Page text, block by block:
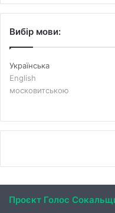
Вибір мови:
Українська
English
московитською
Проєкт Голос